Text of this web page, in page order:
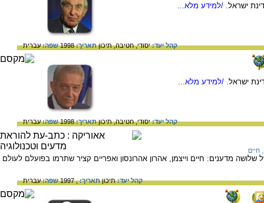
ישראל. /למידע מלא...
קהל יעד:יסודי,חטיבה,תיכוןתאריך:1998 שפה:עברית
ישראל. /למידע מלא...
קהל יעד:יסודי,חטיבה,תיכוןתאריך:1998 שפה:עברית
חיים
מדענים: חיים וייצמן, אהרון אהרונסון ואפריים קציר שתרמו בפועלם לעולם
קהל יעד:תיכוןתאריך:, 1997 שפה:עברית